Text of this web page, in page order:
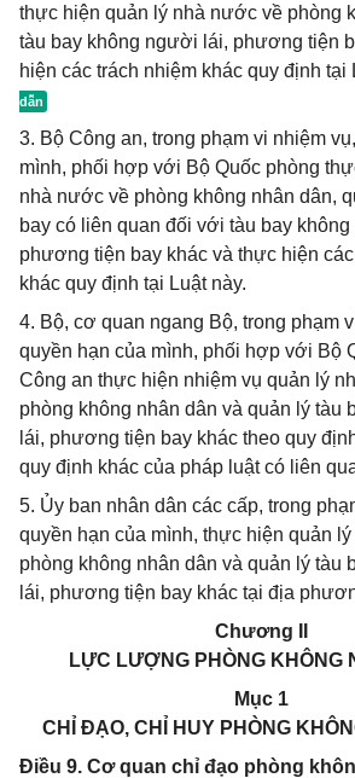
thực hiện quản lý nhà nước về phòng
tàu bay không người lái, phương tiện
hiện các trách nhiệm khác quy định tại
3. Bộ Công an, trong phạm vi nhiệm
mình, phối hợp với Bộ Quốc phòng
nhà nước về phòng không nhân dân,
bay có liên quan đối với tàu bay
phương tiện bay khác và thực hiện
khác quy định tại Luật này.
4. Bộ, cơ quan ngang Bộ, trong phạm
quyền hạn của mình, phối hợp với Bộ
Công an thực hiện nhiệm vụ quản lý
phòng không nhân dân và quản lý tàu
lái, phương tiện bay khác theo quy
quy định khác của pháp luật có liên
5. Ủy ban nhân dân các cấp, trong
quyền hạn của mình, thực hiện quản
phòng không nhân dân và quản lý tàu
lái, phương tiện bay khác tại địa
Chương II
LỰC LƯỢNG PHÒNG KHÔNG
Mục 1
CHỈ ĐẠO, CHỈ HUY PHÒNG
Điều 9. Cơ quan chỉ đạo phòng